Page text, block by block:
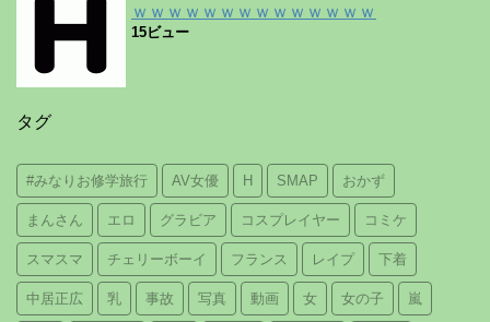
ｗｗｗｗｗｗｗｗｗｗｗｗｗｗ
15ビュー
タグ
#みなりお修学旅行 AV女優 H SMAP おかず
まんさん エロ グラビア コスプレイヤー コミケ
スマスマ チェリーボーイ フランス レイプ 下着
中居正広 乳 事故 写真 動画 女 女の子 嵐